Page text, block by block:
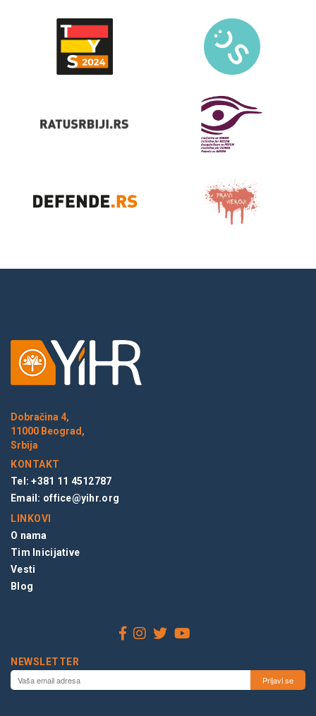
Dobračina 4,
11000 Beograd,
Srbija
KONTAKT
Tel: +381 11 4512787
Email: office@yihr.org
LINKOVI
O nama
Tim Inicijative
Vesti
Blog
NEWSLETTER